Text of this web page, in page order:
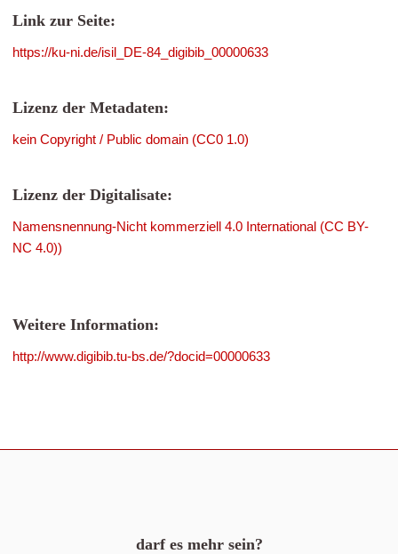
Link zur Seite:
https://ku-ni.de/isil_DE-84_digibib_00000633
Lizenz der Metadaten:
kein Copyright / Public domain (CC0 1.0)
Lizenz der Digitalisate:
Namensnennung-Nicht kommerziell 4.0 International (CC BY-
NC 4.0))
Weitere Information:
http://www.digibib.tu-bs.de/?docid=00000633
darf es mehr sein?